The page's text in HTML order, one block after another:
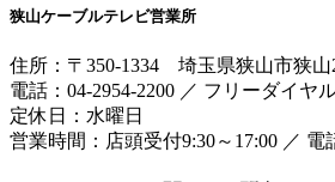
狭山ケーブルテレビ営業所
住所： 〒350-1334 埼玉県狭山市狭山
電話： 04-2954-2200 ／ フリーダイヤ
定休日：水曜日
営業時間： 店頭受付9:30～17:00 ／ 電